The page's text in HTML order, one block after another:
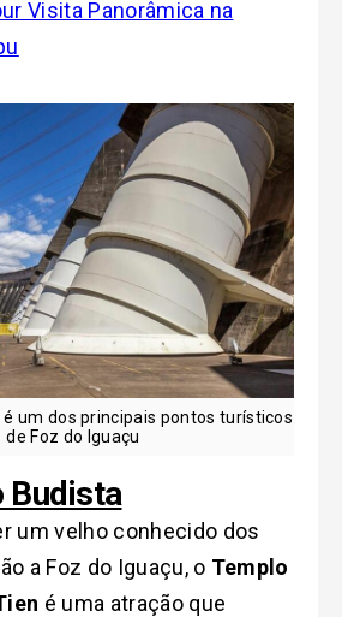
Visita Panorâmica na
um dos principais pontos turísticos
de Foz do Iguaçu
Budista
um velho conhecido dos
a Foz do Iguaçu, o Templo
é uma atração que